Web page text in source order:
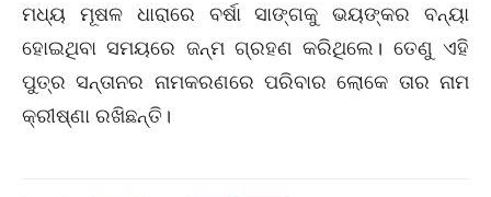
ମଧ୍ୟ ମୂଷଳ ଧାରାରେ ବର୍ଷା ସାଙ୍ଗକୁ ଭୟଙ୍କର ବନ୍ୟା
ହୋଇଥିବା ସମୟରେ ଜନ୍ମ ଗ୍ରହଣ କରିଥିଲେ। ତେଣୁ ଏହି
ପୁତ୍ର ସନ୍ତାନର ନାମକରଣରେ ପରିବାର ଲୋକେ ତାର ନାମ
କ୍ରୀଷ୍ଣା ରଖିଛନ୍ତି।